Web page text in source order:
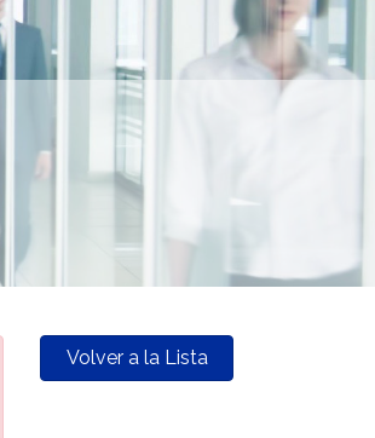
Volver a la Lista